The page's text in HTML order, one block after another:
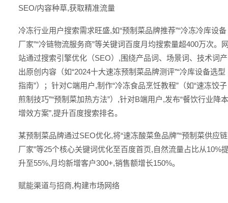
SEO/内容种草,获取精准流量
冷冻行业用户搜索需求旺盛,如“预制菜品牌推荐”“冷冻冷库设备
厂家”“冷链物流服务商”等关键词百度月均搜索量超400万次。
站通过搜索引擎优化（SEO）,围绕产品词、场景词、技术词产
出原创内容（如“2024十大速冻预制菜品牌测评”“冷库设备选型
指南”）；针对C端用户,制作“冷冻食品烹饪教程”（如“速冻饺子
煎制技巧”“预制菜加热方法”）,针对B端用户,发布“餐饮行业降本
增效方案”,提升百度搜索排名。
某预制菜品牌通过SEO优化,将“速冻酸菜鱼品牌”“预制菜供应链
厂家”等25个核心关键词优化至百度首页,自然流量占比从10%
升至55%,月均新增客户300+,销售额增长150%。
赋能渠道与招商,构建市场网络